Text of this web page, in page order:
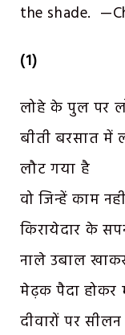
the shade.
(1)
लोहे के पुल पर
बीती बरसात में
लौट गया है
वो जिन्हें काम
किरायेदार के
नाले उबाल
मेढ़क पैदा होकर
दीवारों पर